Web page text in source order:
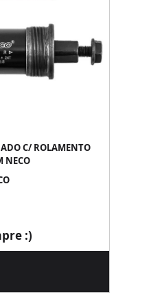
C/ ROLAMENTO
NECO
:)